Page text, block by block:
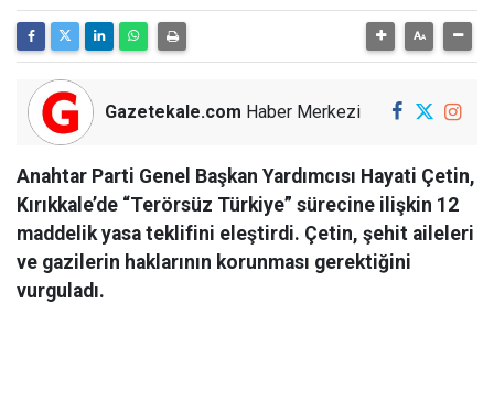
Gazetekale.com Haber Merkezi
Anahtar Parti Genel Başkan Yardımcısı Hayati Çetin,
Kırıkkale’de “Terörsüz Türkiye” sürecine ilişkin 12
maddelik yasa teklifini eleştirdi. Çetin, şehit aileleri
ve gazilerin haklarının korunması gerektiğini
vurguladı.